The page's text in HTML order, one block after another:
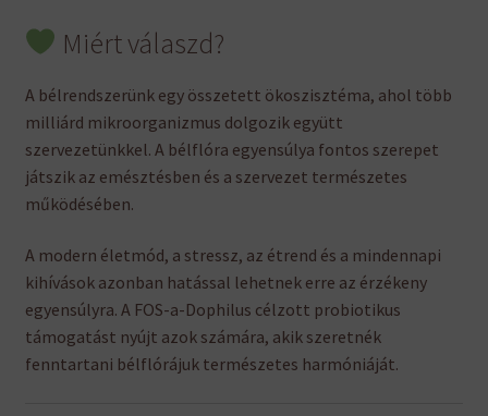
Miért válaszd?
A bélrendszerünk egy összetett ökoszisztéma, ahol több
milliárd mikroorganizmus dolgozik együtt
szervezetünkkel. A bélflóra egyensúlya fontos szerepet
játszik az emésztésben és a szervezet természetes
működésében.
A modern életmód, a stressz, az étrend és a mindennapi
kihívások azonban hatással lehetnek erre az érzékeny
egyensúlyra. A FOS-a-Dophilus célzott probiotikus
támogatást nyújt azok számára, akik szeretnék
fenntartani bélflórájuk természetes harmóniáját.